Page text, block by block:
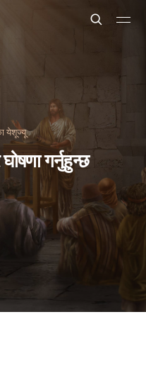
Search
येशूज्यू
गर्नुहुन्छ